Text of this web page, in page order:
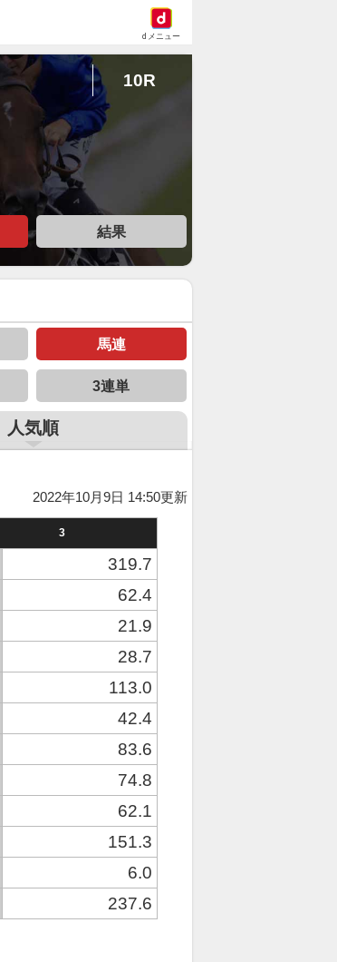
dメニュー
10R
結果
馬連
3連単
人気順
2022年10月9日 14:50更新
3
319.7
62.4
21.9
28.7
113.0
42.4
83.6
74.8
62.1
151.3
6.0
237.6